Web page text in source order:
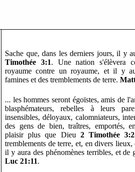
Sache que, dans les derniers jours, il y
Timothée 3:1. Une nation s'élèvera
royaume contre un royaume, et il y
famines et des tremblements de terre.
... les hommes seront égoïstes, amis de
blasphémateurs, rebelles à leurs
insensibles, déloyaux, calomniateurs,
des gens de bien, traîtres, emportés,
plaisir plus que Dieu 2 Timothée
tremblements de terre, et, en divers lieux,
il y aura des phénomènes terribles, et de
Luc 21:11.